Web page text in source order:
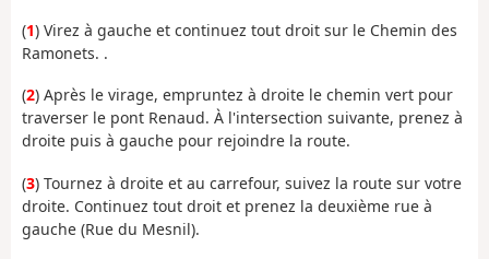
(1) Virez à gauche et continuez tout droit sur le Chemin des
Ramonets. .
(2) Après le virage, empruntez à droite le chemin vert pour
traverser le pont Renaud. À l'intersection suivante, prenez à
droite puis à gauche pour rejoindre la route.
(3) Tournez à droite et au carrefour, suivez la route sur votre
droite. Continuez tout droit et prenez la deuxième rue à
gauche (Rue du Mesnil).